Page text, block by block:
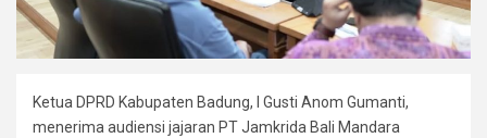
Ketua DPRD Kabupaten Badung, I Gusti Anom Gumanti,
menerima audiensi jajaran PT Jamkrida Bali Mandara